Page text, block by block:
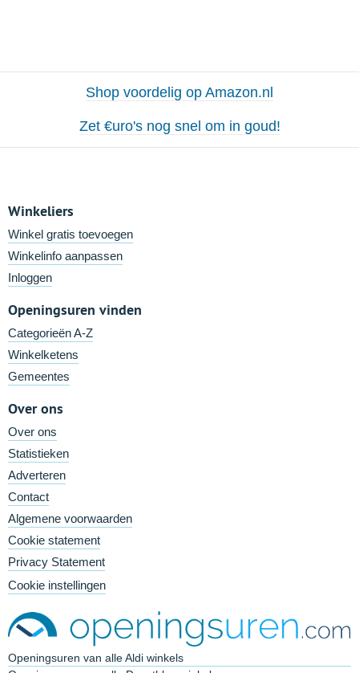
Shop voordelig op Amazon.nl
Zet €uro's nog snel om in goud!
Winkeliers
Winkel gratis toevoegen
Winkelinfo aanpassen
Inloggen
Openingsuren vinden
Categorieën A-Z
Winkelketens
Gemeentes
Over ons
Over ons
Statistieken
Adverteren
Contact
Algemene voorwaarden
Cookie statement
Privacy Statement
Cookie instellingen
Openingsuren van alle Aldi winkels